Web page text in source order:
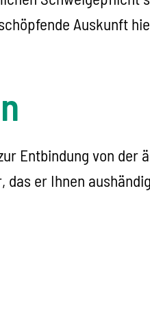
Auskunft
Entbindung von der
er Ihnen